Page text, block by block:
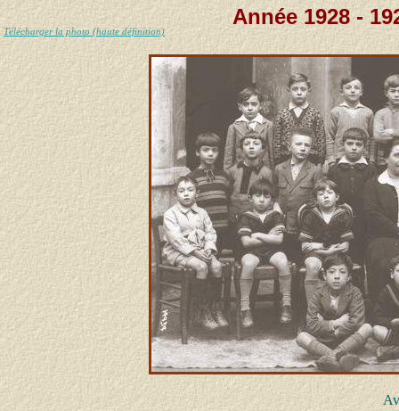
Télécharger la photo (haute définition)
Année 1928 -